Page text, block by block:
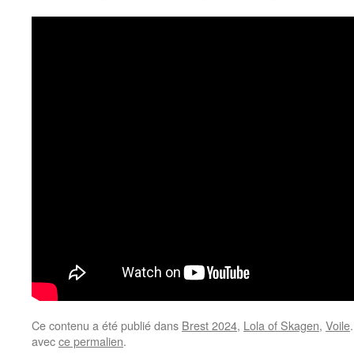
Ce contenu a été publié dans Brest 2024, Lola of Skagen, Voile
avecce permalien.